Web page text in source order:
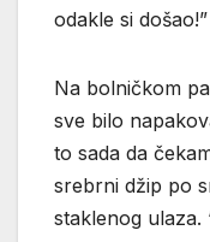
odakle si došao!”
Na bolničkom
sve bilo
to sada da
srebrni džip po
staklenog ulaza.